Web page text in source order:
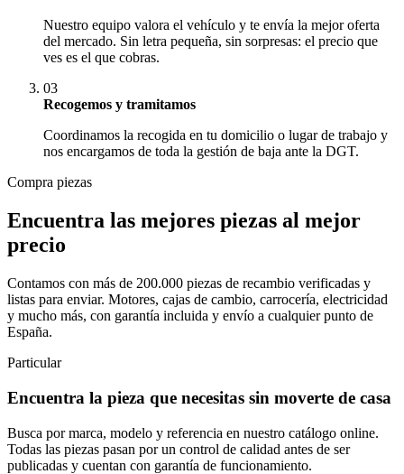
Nuestro equipo valora el vehículo y te envía la mejor oferta
del mercado. Sin letra pequeña, sin sorpresas: el precio que
ves es el que cobras.
03
Recogemos y tramitamos
Coordinamos la recogida en tu domicilio o lugar de trabajo y
nos encargamos de toda la gestión de baja ante la DGT.
Compra piezas
Encuentra las mejores piezas al mejor
precio
Contamos con más de 200.000 piezas de recambio verificadas y
listas para enviar. Motores, cajas de cambio, carrocería, electricidad
y mucho más, con garantía incluida y envío a cualquier punto de
España.
Particular
Encuentra la pieza que necesitas sin moverte de casa
Busca por marca, modelo y referencia en nuestro catálogo online.
Todas las piezas pasan por un control de calidad antes de ser
publicadas y cuentan con garantía de funcionamiento.